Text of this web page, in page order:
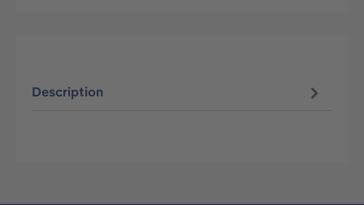
Description